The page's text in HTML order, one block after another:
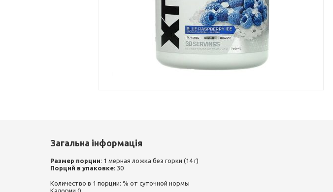
Загальна інформація
Размер порции: 1 мерная ложка без горки (14 г)
Порций в упаковке: 30
Количество в 1 порции: % от суточной нормы
Калории 0